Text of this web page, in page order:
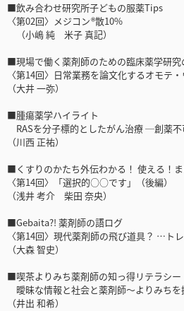
■飲み合わせ研究所子どもの服薬Tips
〈第02回〉メジコン ®散10%
（小嶋 純 米子 真記）
■現場で働く薬剤師のための臨床薬学研究
〈第14回〉日常業務を論文化するオモテ
（大井 一弥）
■腫瘍薬学ハイライト
RASを分子標的としたがん治療 ─創薬
（川西 正祐）
■くすりのかたち外伝わかる！ 使える！
〈第14回〉「選択的○○です」（後編）
（浅井 考介 柴田 奈央）
■Gebaita?! 薬剤師の語ログ
〈第14回〉現代薬剤師の飛び道具？ …ト
（大森 智史）
■喫茶よりみち薬剤師の知っ得リテラシー
曖昧な情報と社会と薬剤師〜よりみちを
（井出 和希）